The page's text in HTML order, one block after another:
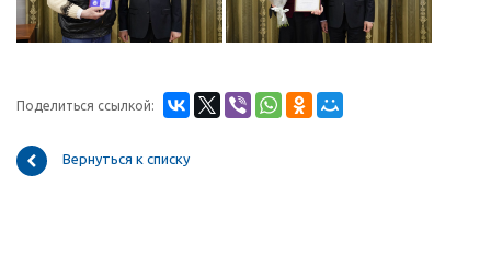
Поделиться ссылкой:
Вернуться к списку